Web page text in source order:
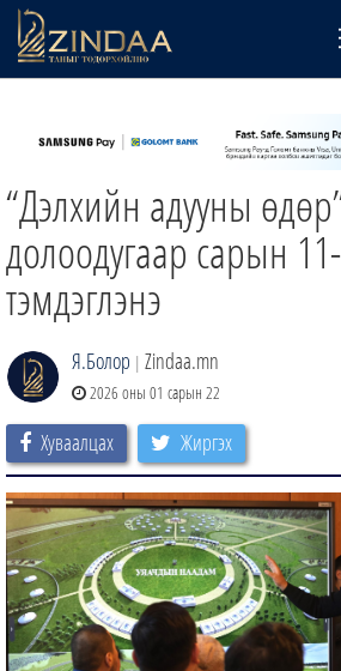
ТВ8
ӨГЛӨӨНИЙ СОНИН
АУДИО ЗОХИОЛ
ЗИНДАА СЭТГҮҮЛ
“Дэлхийн адууны
долоодугаар сарын
тэмдэглэнэ
Я.Болор | Zindaa.mn
2026 оны 01 сарын 22
Хуваалцах Жиргэх